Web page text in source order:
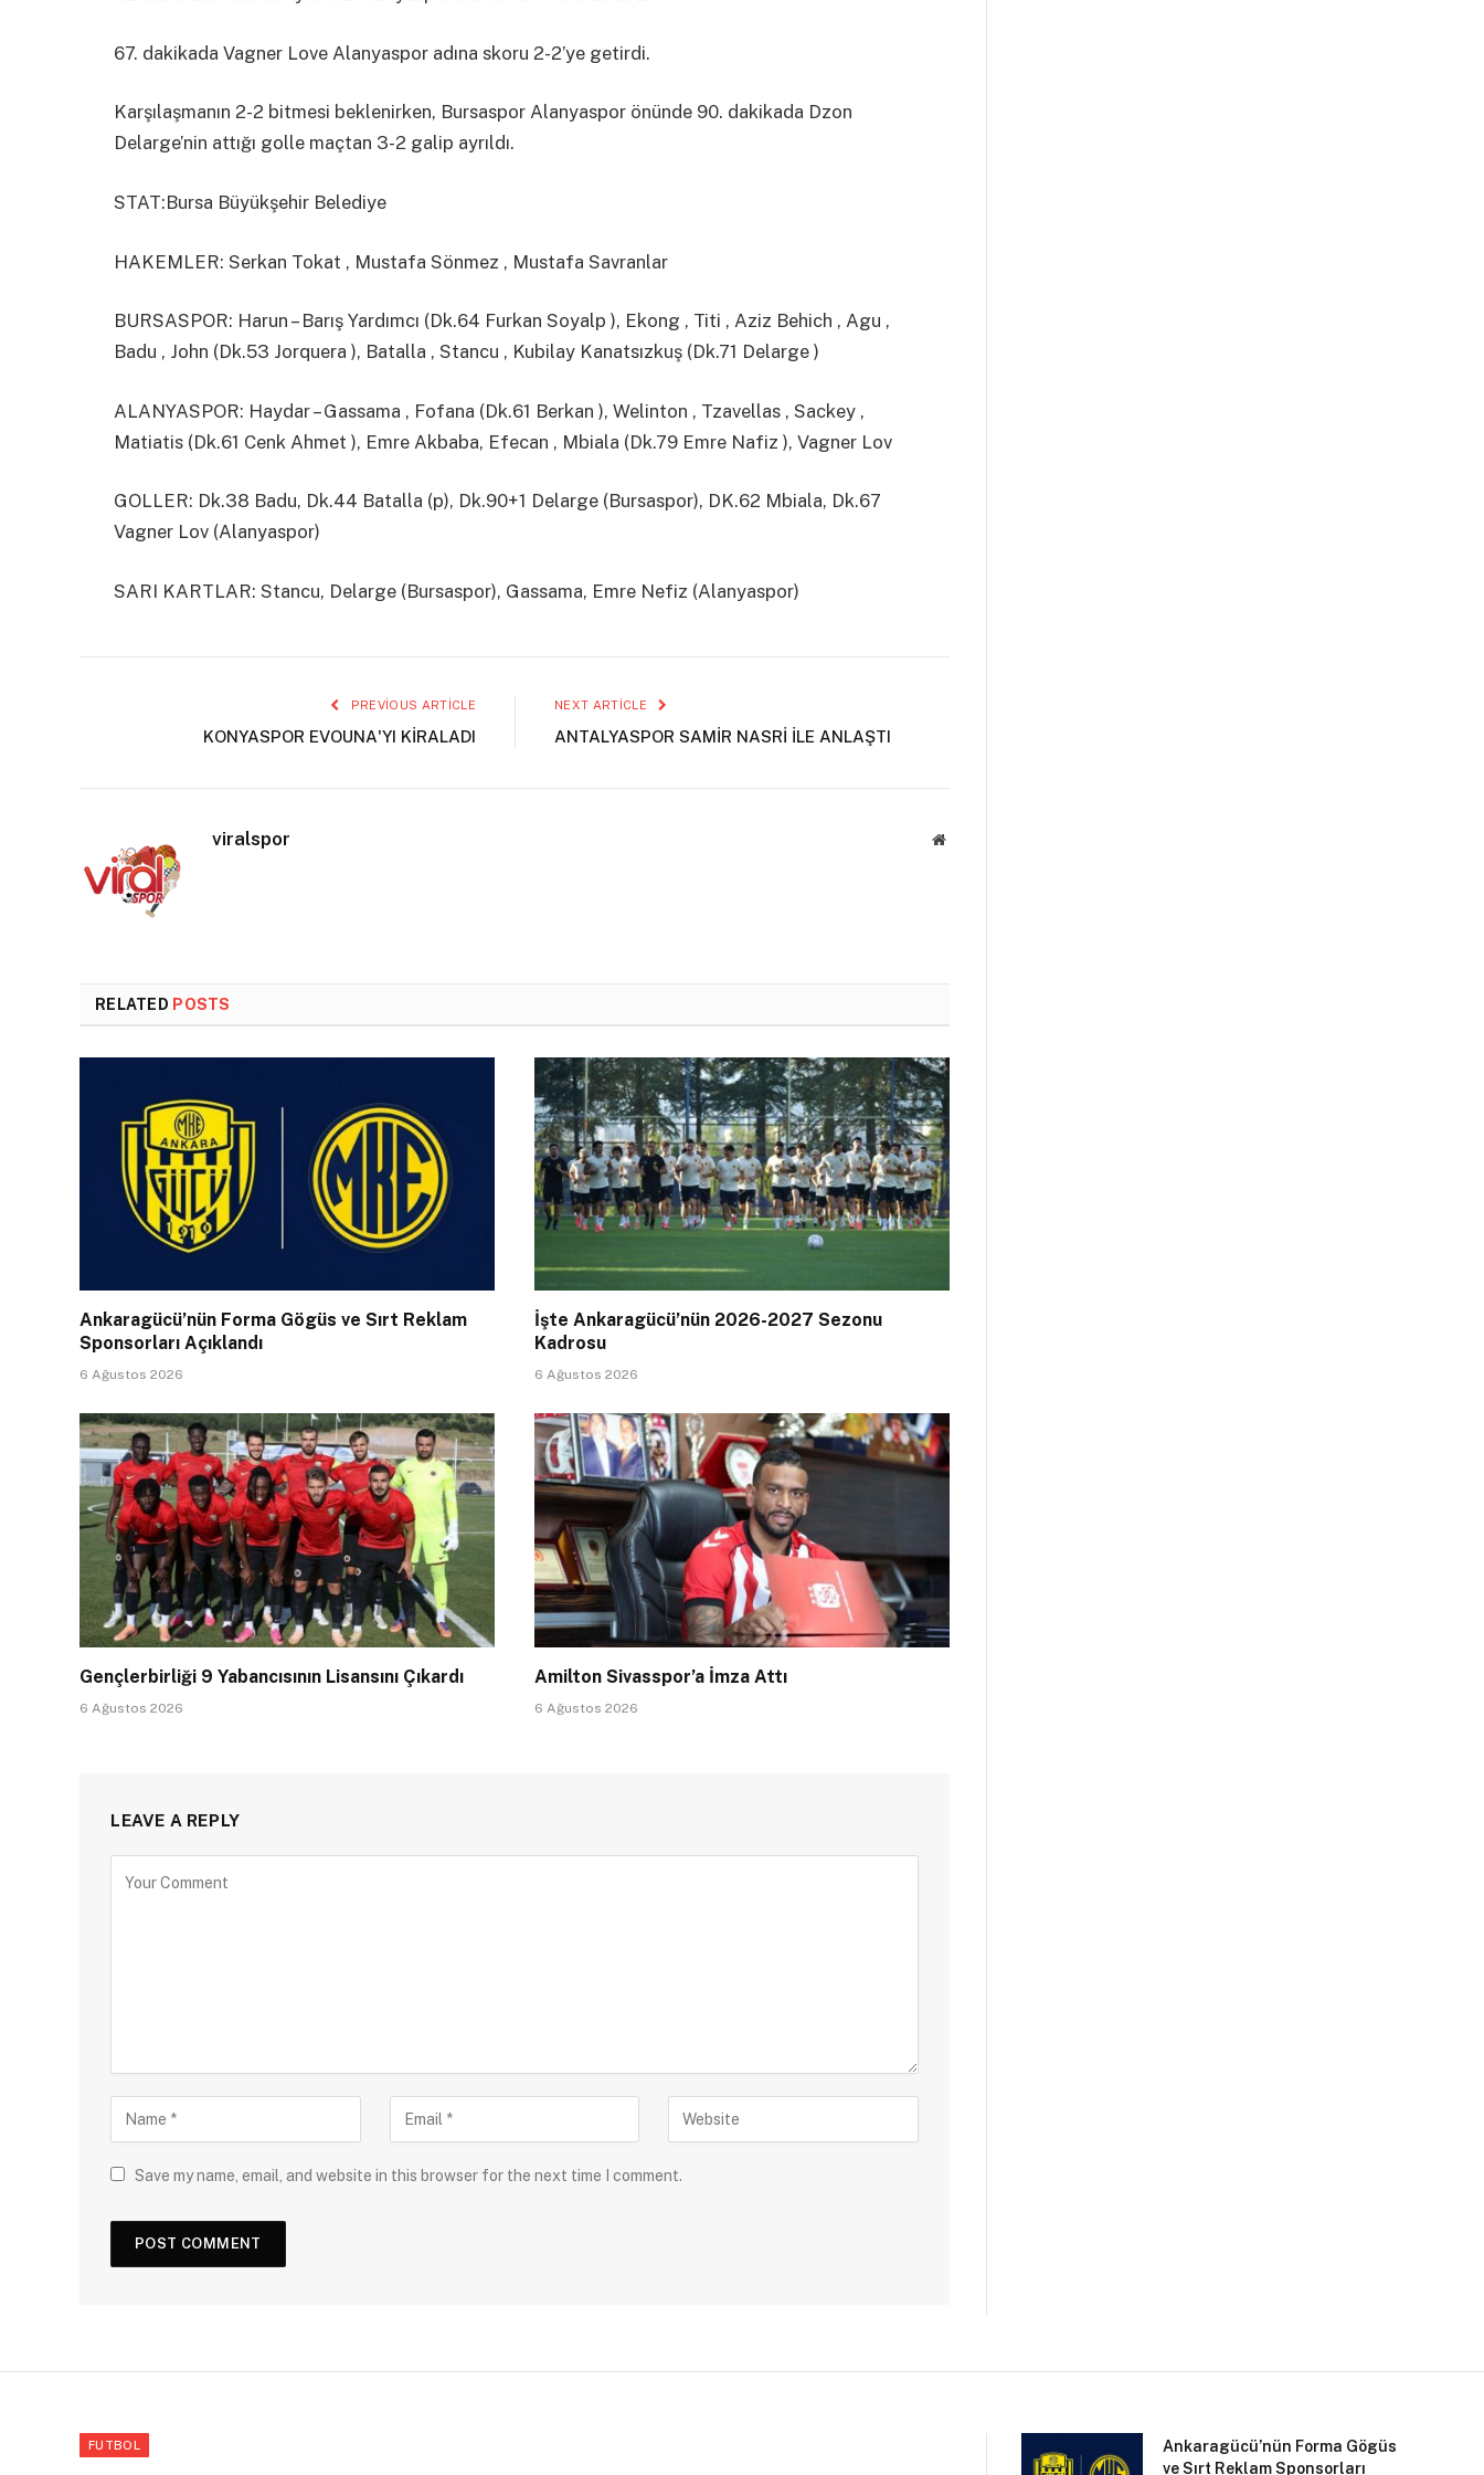
67. dakikada Vagner Love Alanyaspor adına skoru 2-2’ye getirdi.
Karşılaşmanın 2-2 bitmesi beklenirken, Bursaspor Alanyaspor önünde 90. dakikada Dzon
Delarge’nin attığı golle maçtan 3-2 galip ayrıldı.
STAT:Bursa Büyükşehir Belediye
HAKEMLER: Serkan Tokat , Mustafa Sönmez , Mustafa Savranlar
BURSASPOR: Harun – Barış Yardımcı (Dk.64 Furkan Soyalp ), Ekong , Titi , Aziz Behich , Agu ,
Badu , John (Dk.53 Jorquera ), Batalla , Stancu , Kubilay Kanatsızkuş (Dk.71 Delarge )
ALANYASPOR: Haydar – Gassama , Fofana (Dk.61 Berkan ), Welinton , Tzavellas , Sackey ,
Matiatis (Dk.61 Cenk Ahmet ), Emre Akbaba, Efecan , Mbiala (Dk.79 Emre Nafiz ), Vagner Lov
GOLLER: Dk.38 Badu, Dk.44 Batalla (p), Dk.90+1 Delarge (Bursaspor), DK.62 Mbiala, Dk.67
Vagner Lov (Alanyaspor)
SARI KARTLAR: Stancu, Delarge (Bursaspor), Gassama, Emre Nefiz (Alanyaspor)
PREVIOUS ARTICLE
KONYASPOR EVOUNA'YI KİRALADI
NEXT ARTICLE
ANTALYASPOR SAMİR NASRİ İLE ANLAŞTI
viralspor Website
RELATED POSTS
Ankaragücü’nün Forma Gögüs ve Sırt Reklam
Sponsorları Açıklandı
6 Ağustos 2026
İşte Ankaragücü’nün 2026-2027 Sezonu
Kadrosu
6 Ağustos 2026
Gençlerbirliği 9 Yabancısının Lisansını Çıkardı
6 Ağustos 2026
Amilton Sivasspor’a İmza Attı
6 Ağustos 2026
LEAVE A REPLY
Save my name, email, and website in this browser for the next time I comment.
FUTBOL
Ankaragücü’nün Forma Gögüs
ve Sırt Reklam Sponsorları